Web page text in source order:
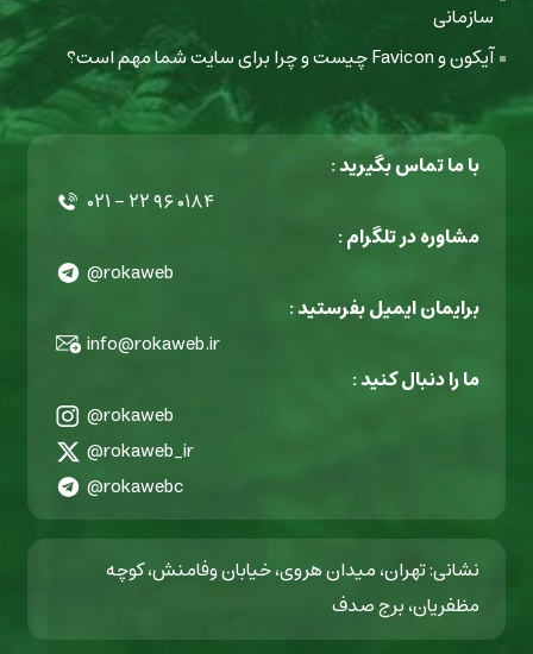
سازمانی
آیکون و Favicon چیست و چرا برای سایت شما مهم است؟
با ما تماس بگیرید :
۰۲۱ - ۲۲ ۹۶ ۰۱۸۴
مشاوره در تلگرام :
@rokaweb
برایمان ایمیل بفرستید :
info@rokaweb.ir
ما را دنبال کنید :
@rokaweb
@rokaweb_ir
@rokawebc
نشانی: تهران، میدان هروی، خیابان وفامنش، کوچه
مظفریان، برج صدف